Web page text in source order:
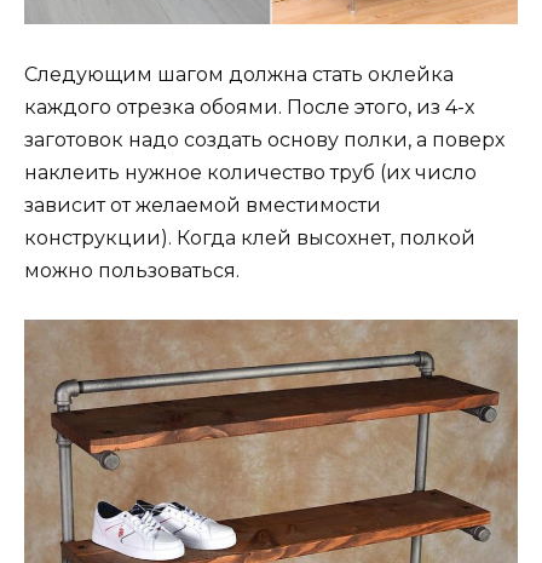
Следующим шагом должна стать оклейка
каждого отрезка обоями. После этого, из 4-х
заготовок надо создать основу полки, а поверх
наклеить нужное количество труб (их число
зависит от желаемой вместимости
конструкции). Когда клей высохнет, полкой
можно пользоваться.